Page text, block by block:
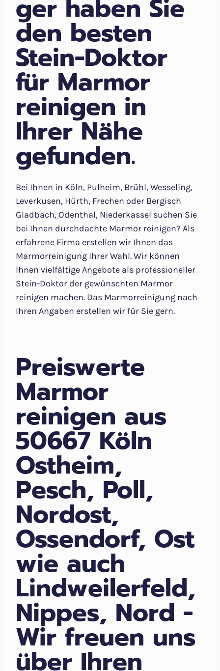
ger haben Sie
den besten
Stein-Doktor
für Marmor
reinigen in
Ihrer Nähe
gefunden.
Bei Ihnen in Köln, Pulheim, Brühl, Wesseling,
Leverkusen, Hürth, Frechen oder Bergisch
Gladbach, Odenthal, Niederkassel suchen Sie
bei Ihnen durchdachte Marmor reinigen? Als
erfahrene Firma erstellen wir Ihnen das
Marmorreinigung Ihrer Wahl. Wir können
Ihnen vielfältige Angebote als professioneller
Stein-Doktor der gewünschten Marmor
reinigen machen. Das Marmorreinigung nach
Ihren Angaben erstellen wir für Sie gern.
Preiswerte
Marmor
reinigen aus
50667 Köln
Ostheim,
Pesch, Poll,
Nordost,
Ossendorf, Ost
wie auch
Lindweilerfeld,
Nippes, Nord -
Wir freuen uns
über Ihren